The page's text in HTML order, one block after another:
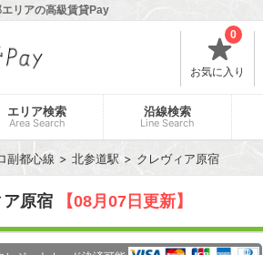
リアの高級賃貸Pay
お気に入り
0
エリア検索
Area Search
沿線検索
Line Search
副都心線 北参道駅 クレヴィア原宿
ア原宿 【08月07日更新】